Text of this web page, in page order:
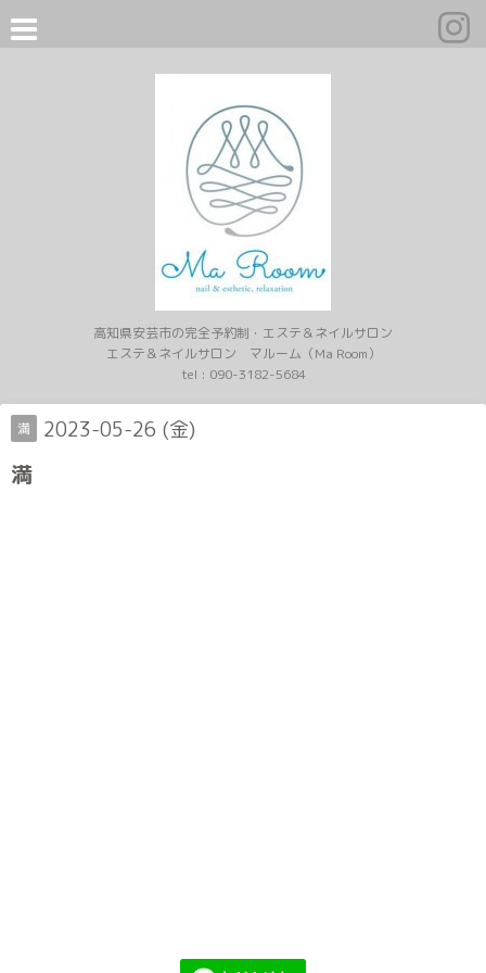
高知県安芸市の完全予約制・エステ＆ネイルサロン
エステ＆ネイルサロン マルーム（Ma Room）
tel : 090-3182-5684
満 2023-05-26 (金)
満